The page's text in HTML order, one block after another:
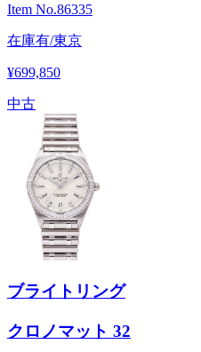
Item No.86335
在庫有/東京
¥699,850
中古
ブライトリング
クロノマット 32